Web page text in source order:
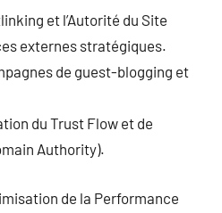
et l’Autorité du Site
externes stratégiques.
de guest-blogging et
du Trust Flow et de
Authority).
de la Performance